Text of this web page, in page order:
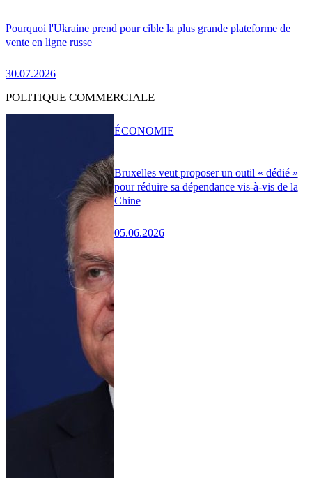
Pourquoi l'Ukraine prend pour cible la plus grande plateforme de
vente en ligne russe
30.07.2026
POLITIQUE COMMERCIALE
Bruxelles veut proposer un outil « dédié »
pour réduire sa dépendance vis-à-vis de la
Chine
05.06.2026
ÉCONOMIE